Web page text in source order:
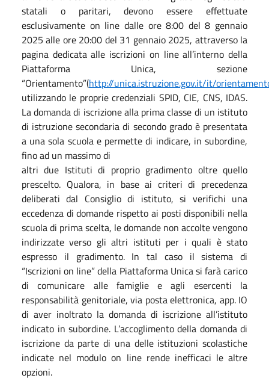
statali o paritari, devono essere effettuate
esclusivamente on line dalle ore 8:00 del 8 gennaio
2025 alle ore 20:00 del 31 gennaio 2025, attraverso la
pagina dedicata alle iscrizioni on line all’interno della
Piattaforma Unica, sezione
“Orientamento”(http://unica.istruzione.gov.it/it/
utilizzando le proprie credenziali SPID, CIE, CNS, IDAS.
La domanda di iscrizione alla prima classe di un istituto
di istruzione secondaria di secondo grado è presentata
a una sola scuola e permette di indicare, in subordine,
fino ad un massimo di
altri due Istituti di proprio gradimento oltre quello
prescelto. Qualora, in base ai criteri di precedenza
deliberati dal Consiglio di istituto, si verifichi una
eccedenza di domande rispetto ai posti disponibili nella
scuola di prima scelta, le domande non accolte vengono
indirizzate verso gli altri istituti per i quali è stato
espresso il gradimento. In tal caso il sistema di
“Iscrizioni on line” della Piattaforma Unica si farà carico
di comunicare alle famiglie e agli esercenti la
responsabilità genitoriale, via posta elettronica, app. IO
di aver inoltrato la domanda di iscrizione all’istituto
indicato in subordine. L’accoglimento della domanda di
iscrizione da parte di una delle istituzioni scolastiche
indicate nel modulo on line rende inefficaci le altre
opzioni.